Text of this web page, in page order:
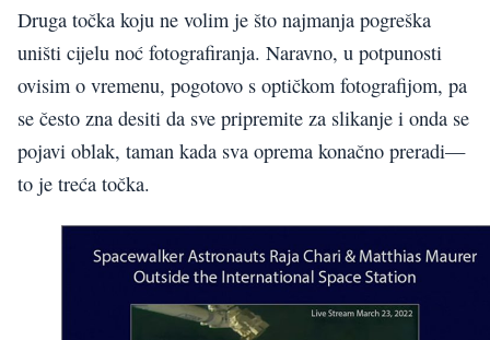
Druga točka koju ne volim je što najmanja pogreška
uništi cijelu noć fotografiranja. Naravno, u potpunosti
ovisim o vremenu, pogotovo s optičkom fotografijom, pa
se često zna desiti da sve pripremite za slikanje i onda se
pojavi oblak, taman kada sva oprema konačno preradi—
to je treća točka.